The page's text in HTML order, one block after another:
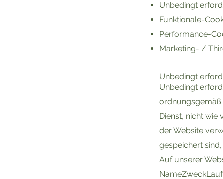
Unbedingt
Funktionale-
Performance-
Marketing- /
Unbedingt
Unbedingt
ordnungsgemäß
Dienst, nicht wie
der Website
gespeichert
Auf unserer